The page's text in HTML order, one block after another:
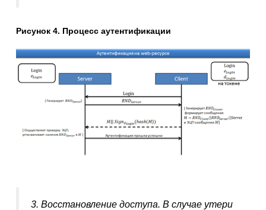
Рисунок 4. Процесс аутентификации
3. Восстановление доступа. В случае утери